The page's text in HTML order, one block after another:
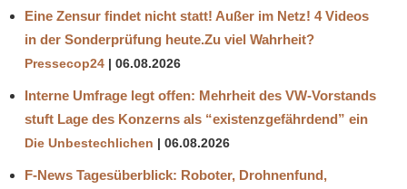
KAPELLE
SIXTINISCHE
KAPELLE
Eine Zensur findet nicht statt! Außer im Netz! 4 Videos
in der Sonderprüfung heute.Zu viel Wahrheit?
Pressecop24 06.08.2026
Interne Umfrage legt offen: Mehrheit des VW-Vorstands
stuft Lage des Konzerns als “existenzgefährdend” ein
Die Unbestechlichen 06.08.2026
F-News Tagesüberblick: Roboter, Drohnenfund,